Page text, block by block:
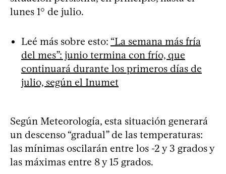
lunes 1° de julio.
Leé más sobre esto: “La semana más fría
del mes”: junio termina con frío, que
continuará durante los primeros días de
julio, según el Inumet
Según Meteorología, esta situación generará
un descenso “gradual” de las temperaturas:
las mínimas oscilarán entre los -2 y 3 grados y
las máximas entre 8 y 15 grados.